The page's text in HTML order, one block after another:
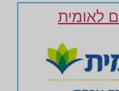
לאומית